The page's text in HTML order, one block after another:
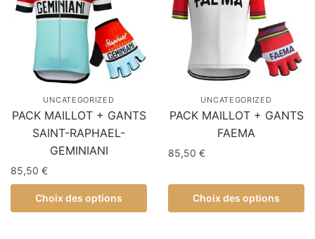
UNCATEGORIZED
PACK MAILLOT + GANTS
SAINT-RAPHAEL-
GEMINIANI
85,50 €
Choix des options
UNCATEGORIZED
PACK MAILLOT + GANTS
FAEMA
85,50 €
Choix des options